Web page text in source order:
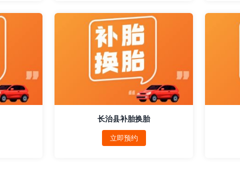
长治县补胎换胎
立即预约